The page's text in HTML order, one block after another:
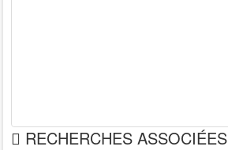
RECHERCHES ASSOCIÉES